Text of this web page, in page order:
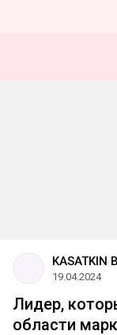
KASATKIN
19.04.2024
Лидер,
области